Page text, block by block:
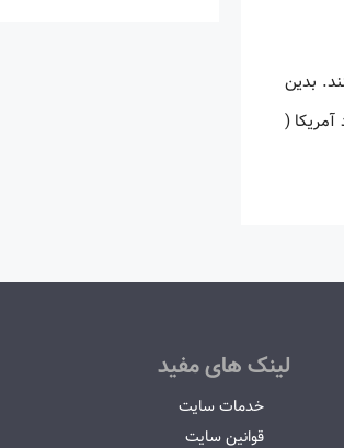
بدین
(
لینک های مفید
خدمات سایت
قوانین سایت